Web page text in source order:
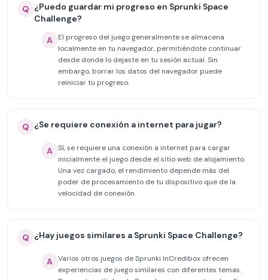
Q ¿Puedo guardar mi progreso en Sprunki Space
Challenge?
A
El progreso del juego generalmente se almacena
localmente en tu navegador, permitiéndote continuar
desde donde lo dejaste en tu sesión actual. Sin
embargo, borrar los datos del navegador puede
reiniciar tu progreso.
Q ¿Se requiere conexión a internet para jugar?
A Sí, se requiere una conexión a internet para cargar
inicialmente el juego desde el sitio web de alojamiento.
Una vez cargado, el rendimiento depende más del
poder de procesamiento de tu dispositivo que de la
velocidad de conexión.
Q ¿Hay juegos similares a Sprunki Space Challenge?
A Varios otros juegos de Sprunki InCredibox ofrecen
experiencias de juego similares con diferentes temas.